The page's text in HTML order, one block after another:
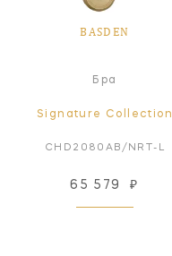
BASDEN
Бра
Signature Collection
CHD2080AB/NRT-L
65 579 ₽